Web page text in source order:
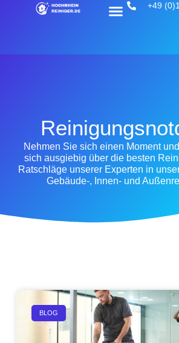
+49
Nehmen Sie sich einen Moment
sich ausgiebig über die besten
Ratschläge unserer Experten in
Gebäude-, Innen- und
BLOG